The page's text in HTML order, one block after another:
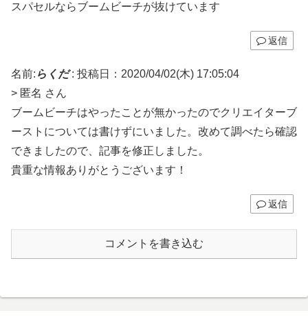
スパセルならブームビーチが抜けています
返信
名前: らくだ: 投稿日：2020/04/02(木) 17:05:04
> 匿名 さん
ブームビーチはやったことが無かったのでクリエイターブ
ーストについては書けずにいました。改めて調べたら確認
できましたので、記事を修正しました。
貴重な情報ありがとうございます！
返信
コメントを書き込む